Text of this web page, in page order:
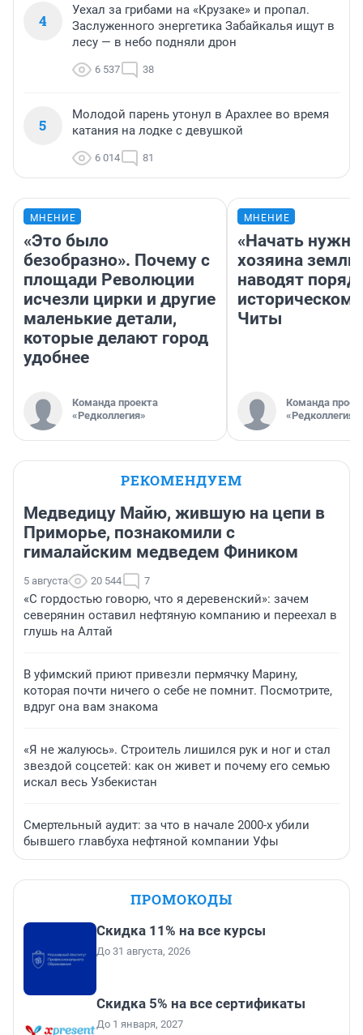
4
Уехал за грибами на «Крузаке» и пропал.
Заслуженного энергетика Забайкалья ищут в
лесу — в небо подняли дрон
6 537 38
5
Молодой парень утонул в Арахлее во время
катания на лодке с девушкой
6 014 81
МНЕНИЕ
«Это было
безобразно». Почему с
площади Революции
исчезли цирки и другие
маленькие детали,
которые делают город
удобнее
Команда проекта
«Редколлегия»
МНЕНИЕ
«Начать нужно
хозяина
наводят
историческом
Читы
Команда
«Редколлегия»
РЕКОМЕНДУЕМ
Медведицу Майю, жившую на цепи в
Приморье, познакомили с
гималайским медведем Фиником
5 августа 20 544 7
«С гордостью говорю, что я деревенский»: зачем
северянин оставил нефтяную компанию и переехал в
глушь на Алтай
В уфимский приют привезли пермячку Марину,
которая почти ничего о себе не помнит. Посмотрите,
вдруг она вам знакома
«Я не жалуюсь». Строитель лишился рук и ног и стал
звездой соцсетей: как он живет и почему его семью
искал весь Узбекистан
Смертельный аудит: за что в начале 2000-х убили
бывшего главбуха нефтяной компании Уфы
ПРОМОКОДЫ
Скидка 11% на все курсы
До 31 августа, 2026
Скидка 5% на все сертификаты
До 1 января, 2027